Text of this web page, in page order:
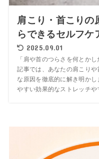
肩こり・首こりの
らできるセルフケ
2025.09.01
「肩や首のつらさを何とか
記事では、あなたの肩こり
な原因を徹底的に解き明か
やすい効果的なストレッチや